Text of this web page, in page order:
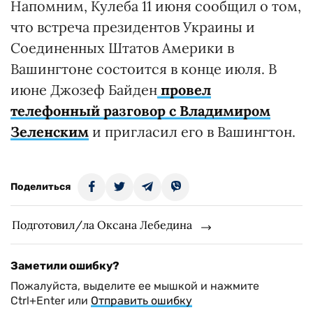
Напомним, Кулеба 11 июня сообщил о том,
что встреча президентов Украины и
Соединенных Штатов Америки в
Вашингтоне состоится в конце июля. В
июне Джозеф Байден провел
телефонный разговор с Владимиром
Зеленским и пригласил его в Вашингтон.
Поделиться
Подготовил/ла Оксана Лебедина
Заметили ошибку?
Пожалуйста, выделите ее мышкой и нажмите
Ctrl+Enter или Отправить ошибку